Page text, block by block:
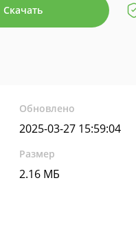
Скачать
Обновлено
2025-03-27 15:59:04
Размер
2.16 МБ